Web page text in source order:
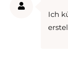
Ich